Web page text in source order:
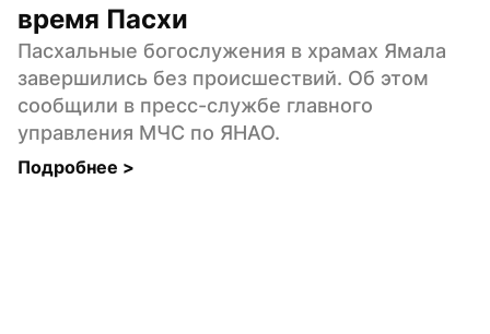
время Пасхи
Пасхальные богослужения в храмах Ямала
завершились без происшествий. Об этом
сообщили в пресс-службе главного
управления МЧС по ЯНАО.
Подробнее >